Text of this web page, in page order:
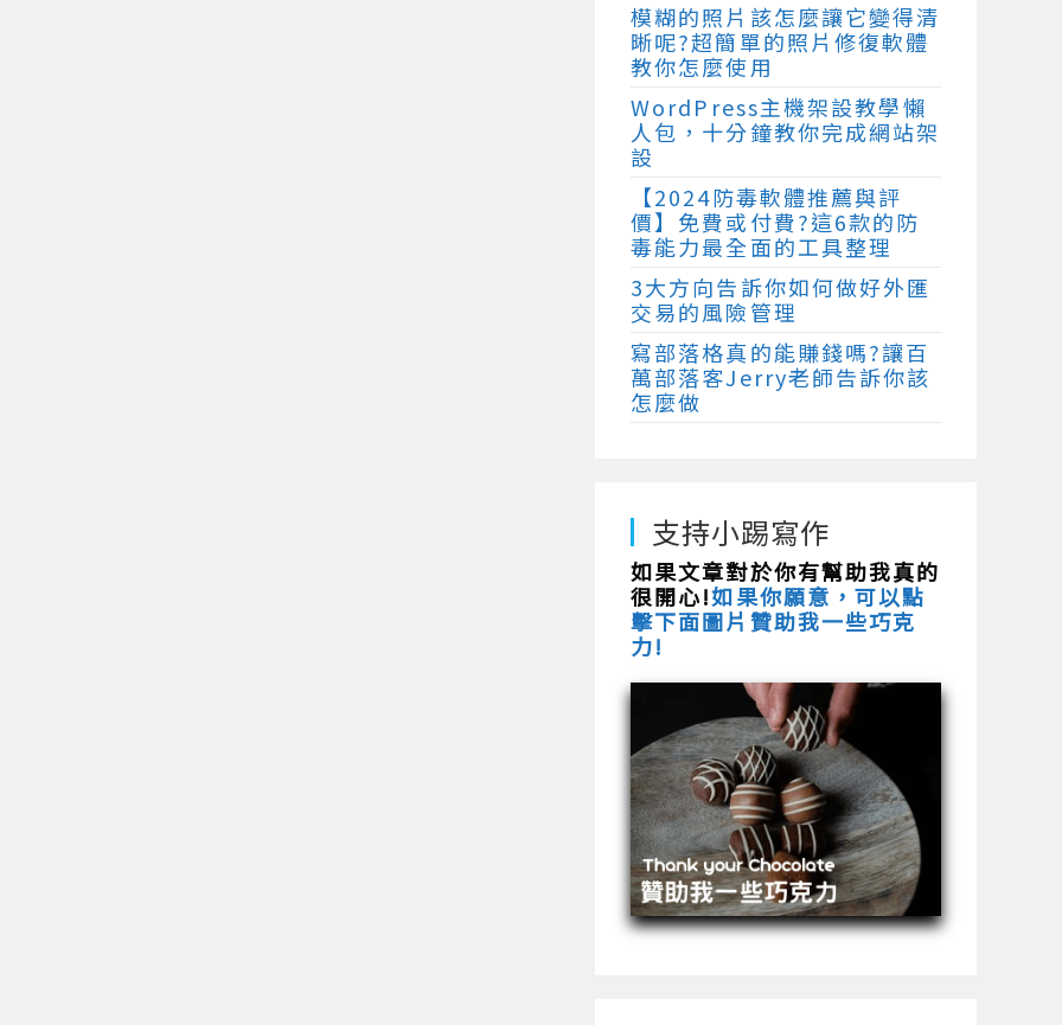
模糊的照片該怎麼讓它變得清
晰呢?超簡單的照片修復軟體
教你怎麼使用
WordPress主機架設教學懶
人包，十分鐘教你完成網站架
設
【2024防毒軟體推薦與評
價】免費或付費?這6款的防
毒能力最全面的工具整理
3大方向告訴你如何做好外匯
交易的風險管理
寫部落格真的能賺錢嗎?讓百
萬部落客Jerry老師告訴你該
怎麼做
支持小踢寫作
如果文章對於你有幫助我真的
很開心!如果你願意，可以點
擊下面圖片贊助我一些巧克
力!